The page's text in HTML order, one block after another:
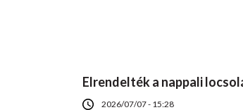
Elrendelték a nappali
2026/07/07 - 15:28